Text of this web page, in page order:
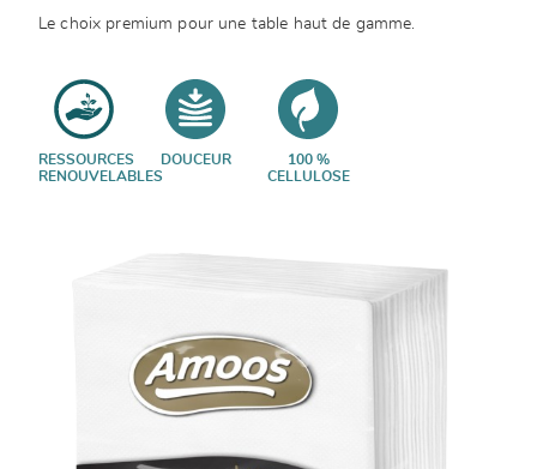
Le choix premium pour une table haut de gamme.
RESSOURCES
RENOUVELABLES
DOUCEUR
100 %
CELLULOSE